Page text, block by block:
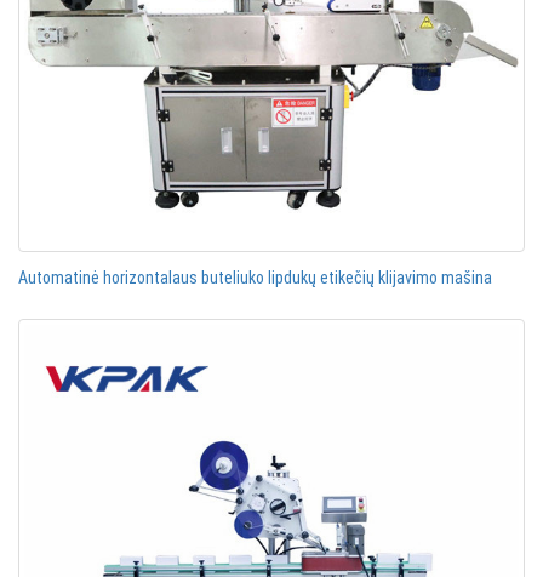
Automatinė horizontalaus buteliuko lipdukų etikečių klijavimo mašina